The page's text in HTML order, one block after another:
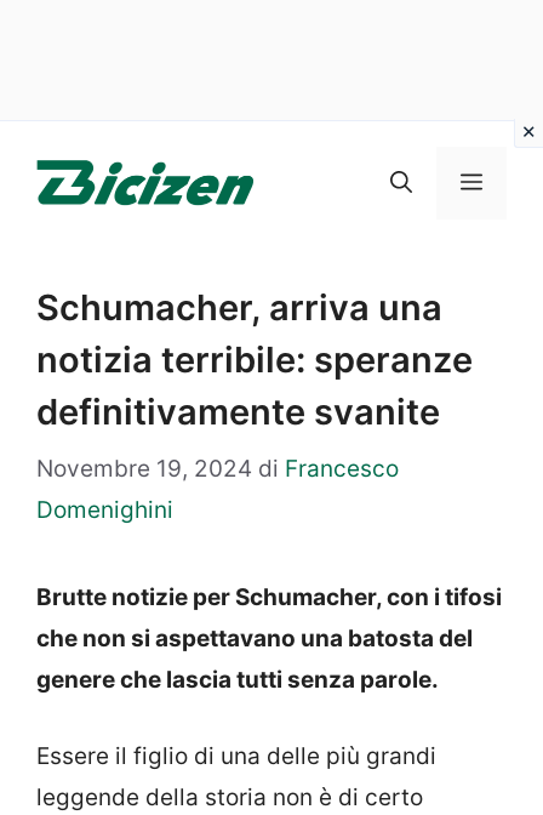
Menu
Schumacher, arriva una
notizia terribile: speranze
definitivamente svanite
Novembre 19, 2024 di Francesco
Domenighini
Brutte notizie per Schumacher, con i tifosi
che non si aspettavano una batosta del
genere che lascia tutti senza parole.
Essere il figlio di una delle più grandi
leggende della storia non è di certo